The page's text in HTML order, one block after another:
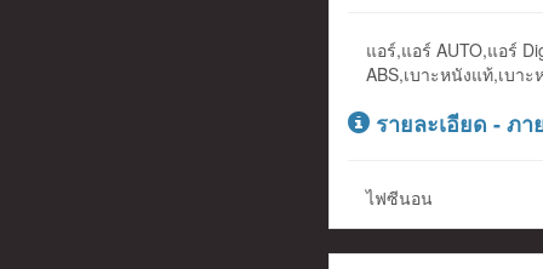
แอร์,แอร์ AUTO,แอร์
ABS,เบาะหนังแท้,เบาะ
รายละเอียด - ภ
ไฟซีนอน